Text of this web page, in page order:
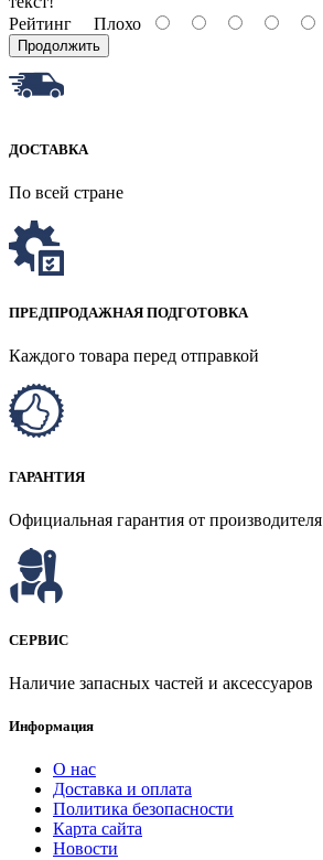
Рейтинг Плохо
Продолжить
ДОСТАВКА
По всей стране
ПРЕДПРОДАЖНАЯ ПОДГОТОВКА
Каждого товара перед отправкой
ГАРАНТИЯ
Официальная гарантия от производителя
СЕРВИС
Наличие запасных частей и аксессуаров
Информация
О нас
Доставка и оплата
Политика безопасности
Карта сайта
Новости